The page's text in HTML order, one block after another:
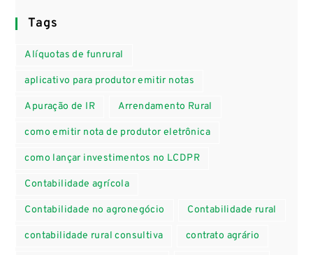
Tags
Alíquotas de funrural
aplicativo para produtor emitir notas
Apuração de IR Arrendamento Rural
como emitir nota de produtor eletrônica
como lançar investimentos no LCDPR
Contabilidade agrícola
Contabilidade no agronegócio Contabilidade rural
contabilidade rural consultiva contrato agrário